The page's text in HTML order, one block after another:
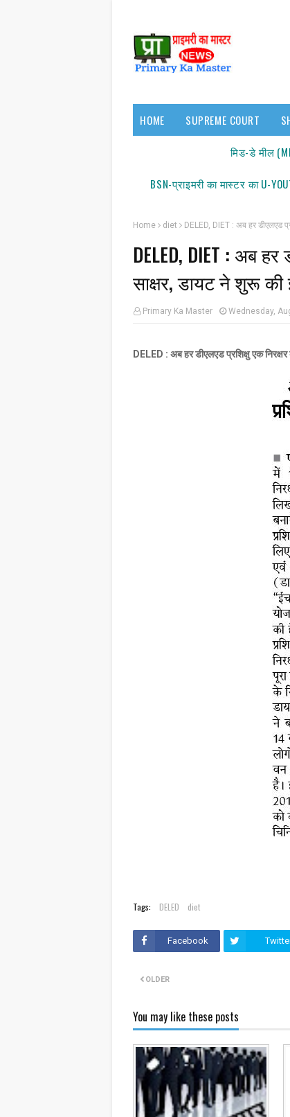
HOME SUPREME COURT
मिड-डे मील
BSN-प्राइमरी का मास्टर का U-
Home diet DELED, DIET : अब हर डीएलएड
DELED, DIET : अब हर
साक्षर, डायट ने शुरू
Primary Ka Master Wednesday,
DELED : अब हर डीएलएड प्रशिक्षु एक
Tags: DELED diet
Facebook
OLDER
You may like these posts